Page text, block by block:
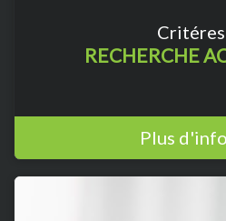
RECHERCHE
Plus